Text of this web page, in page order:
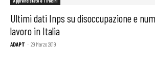
Ultimi dati Inps su disoccupazione e
lavoro in Italia
ADAPT - 29 Marzo 2019